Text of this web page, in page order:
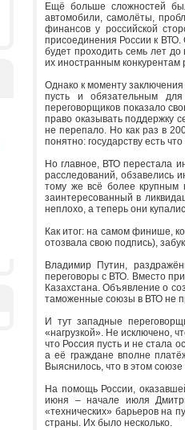
Ещё больше сложностей
автомобили, самолёты,
финансов у российской
присоединения России к
будет проходить семь лет
их иностранным конкурентам
Однако к моменту
пусть и обязательным
переговорщиков показало
право оказывать поддержку
не перепало. Но как раз в
понятно: государству есть
Но главное, ВТО перестала
расследований, обзавелись
тому же всё более крупным
заинтересованный в
неплохо, а теперь они
Как итог: на самом финише,
отозвала свою подпись),
Владимир Путин,
переговоры с ВТО. Вместо
Казахстана. Объявление о
таможенные союзы в ВТО не
И тут западные
«нагрузкой». Не исключено,
что Россия пусть и не стала
а её граждане вполне
Выяснилось, что в этом
На помощь России,
июня – начале июля
«технических» барьеров на
страны. Их было несколько.